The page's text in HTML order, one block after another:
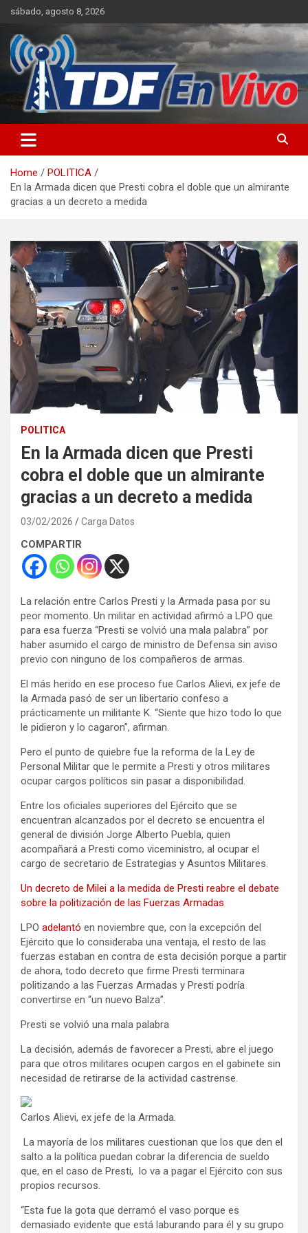
Skip
content
sábado, agosto 8, 2026
Home
POLITICA
En la Armada dicen que Presti cobra el doble que un almirante
gracias a un decreto a medida
POLITICA
En la Armada dicen que Presti
cobra el doble que un almirante
gracias a un decreto a medida
03/02/2026 Carga Datos
COMPARTIR
La relación entre Carlos Presti y la Armada pasa por su
peor momento. Un militar en actividad afirmó a LPO que
para esa fuerza “Presti se volvió una mala palabra” por
haber asumido el cargo de ministro de Defensa sin aviso
previo con ninguno de los compañeros de armas.
El más herido en ese proceso fue Carlos Alievi, ex jefe de
la Armada pasó de ser un libertario confeso a
prácticamente un militante K. “Siente que hizo todo lo que
le pidieron y lo cagaron”, afirman.
Pero el punto de quiebre fue la reforma de la Ley de
Personal Militar que le permite a Presti y otros militares
ocupar cargos políticos sin pasar a disponibilidad.
Entre los oficiales superiores del Ejército que se
encuentran alcanzados por el decreto se encuentra el
general de división Jorge Alberto Puebla, quien
acompañará a Presti como viceministro, al ocupar el
cargo de secretario de Estrategias y Asuntos Militares.
Un decreto de Milei a la medida de Presti reabre el debate
sobre la politización de las Fuerzas Armadas
LPO adelantó en noviembre que, con la excepción del
Ejército que lo consideraba una ventaja, el resto de las
fuerzas estaban en contra de esta decisión porque a partir
de ahora, todo decreto que firme Presti terminara
politizando a las Fuerzas Armadas y Presti podría
convertirse en “un nuevo Balza”.
Presti se volvió una mala palabra
La decisión, además de favorecer a Presti, abre el juego
para que otros militares ocupen cargos en el gabinete sin
necesidad de retirarse de la actividad castrense.
Carlos Alievi, ex jefe de la Armada.
La mayoría de los militares cuestionan que los que den el
salto a la política puedan cobrar la diferencia de sueldo
que, en el caso de Presti, lo va a pagar el Ejército con sus
propios recursos.
“Esta fue la gota que derramó el vaso porque es
demasiado evidente que está laburando para él y su grupo